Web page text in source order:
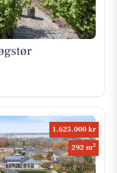
1.625.000 kr
292 m2